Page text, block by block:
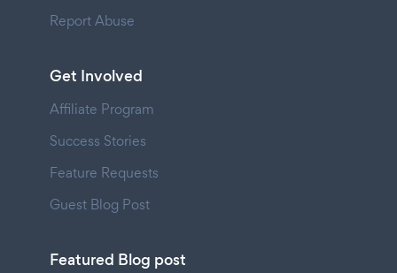
Report Abuse
Get Involved
Affiliate Program
Success Stories
Feature Requests
Guest Blog Post
Featured Blog post